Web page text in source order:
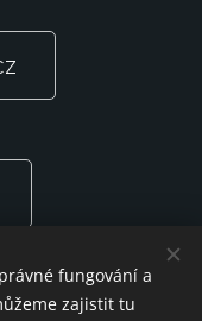
texts © art a craft
fungování a
zajistit tu